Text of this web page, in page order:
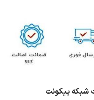
شبکه پیکونت